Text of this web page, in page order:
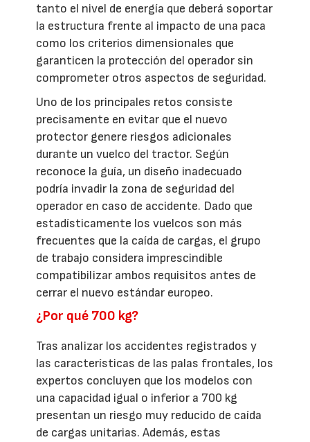
tanto el nivel de energía que deberá soportar
la estructura frente al impacto de una paca
como los criterios dimensionales que
garanticen la protección del operador sin
comprometer otros aspectos de seguridad.
Uno de los principales retos consiste
precisamente en evitar que el nuevo
protector genere riesgos adicionales
durante un vuelco del tractor. Según
reconoce la guía, un diseño inadecuado
podría invadir la zona de seguridad del
operador en caso de accidente. Dado que
estadísticamente los vuelcos son más
frecuentes que la caída de cargas, el grupo
de trabajo considera imprescindible
compatibilizar ambos requisitos antes de
cerrar el nuevo estándar europeo.
¿Por qué 700 kg?
Tras analizar los accidentes registrados y
las características de las palas frontales, los
expertos concluyen que los modelos con
una capacidad igual o inferior a 700 kg
presentan un riesgo muy reducido de caída
de cargas unitarias. Además, estas